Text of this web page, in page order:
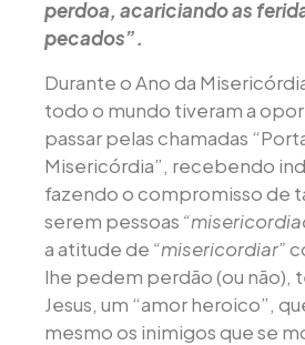
perdoa, acariciando as
pecados”.
Durante o Ano da
todo o mundo tiveram a
passar pelas chamadas
Misericórdia”, recebendo
fazendo o compromisso de
serem pessoas
a atitude de “misericordiar”
lhe pedem perdão (ou não),
Jesus, um “amor heroico”,
mesmo os inimigos que se